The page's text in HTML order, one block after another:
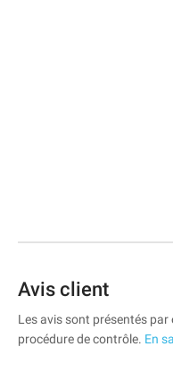
Avis client
Les avis sont présentés
procédure de contrôle. En